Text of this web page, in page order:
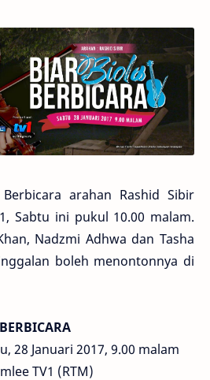
arahan Rashid Sibir
Sabtu ini pukul 10.00 malam.
Nadzmi Adhwa dan Tasha
boleh menontonnya di
28 Januari 2017, 9.00 malam
TV1 (RTM)